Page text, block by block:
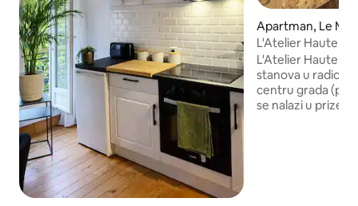
Apartman, Le
L'Atelier Haute
L'Atelier Haute
stanova u
centru grada
se nalazi u